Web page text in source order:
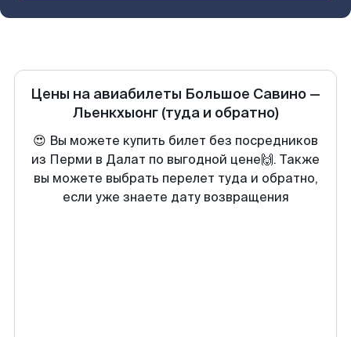
Цены на авиабилеты Большое Савино —
Льенкхыонг (туда и обратно)
😍 Вы можете купить билет без посредников
из Перми в Далат по выгодной цене🙌. Также
вы можете выбрать перелет туда и обратно,
если уже знаете дату возвращения